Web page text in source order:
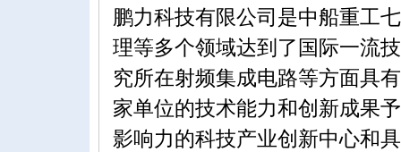
鹏力科技有限公司是中船重工
理等多个领域达到了国际一流
究所在射频集成电路等方面具
家单位的技术能力和创新成果
影响力的科技产业创新中心和